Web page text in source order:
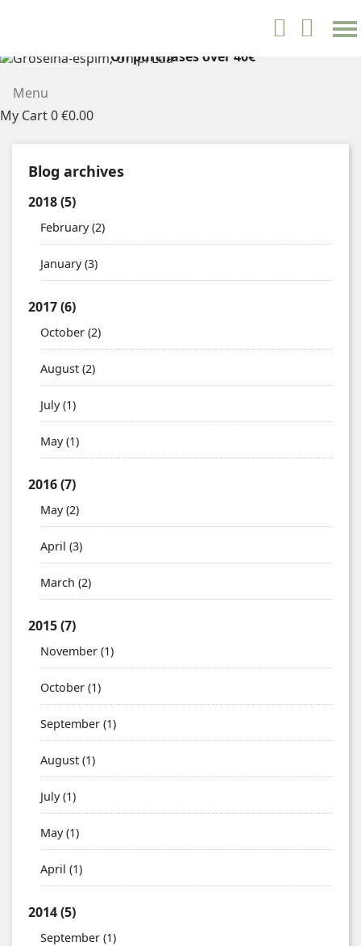
FREE SHIPPING On purchases over 40€
Menu
My Cart0€0.00
Blog archives
2018(5)
February(2)
January(3)
2017(6)
October (2)
August (2)
July(1)
May(1)
2016(7)
May(2)
April (3)
March (2)
2015(7)
November (1)
October (1)
September (1)
August (1)
July(1)
May(1)
April (1)
2014(5)
September (1)
 